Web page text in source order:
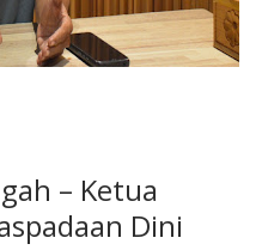
– Ketua
Dini